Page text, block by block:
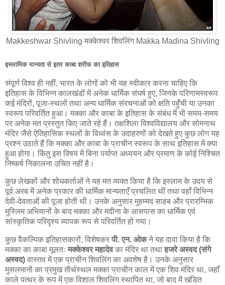
Makkeshwar Shivling मक्केश्वर शिवलिंग Makka Madina Shivling
इस्लामिक मान्यता से इतर काबा शरीफ का इतिहास
संपूर्ण विश्व ही नहीं, भारत के लोगों को भी यह स्वीकार करना चाहिए कि
इतिहास के विभिन्न कालखंडों में अनेक धार्मिक संघर्ष हुए, जिनके परिणामस्वरूप
कई मंदिरों, पूजा-स्थलों तथा अन्य धार्मिक संरचनाओं को क्षति पहुँची या उनका
स्वरूप परिवर्तित हुआ। मक्का और काबा के इतिहास के संबंध में भी समय-समय
पर अनेक मत प्रस्तुत किए जाते रहे हैं। तक्षशिला विश्वविद्यालय और सोमनाथ
मंदिर जैसे ऐतिहासिक स्थलों के विध्वंस के उदाहरणों को देखते हुए कुछ लोग यह
प्रश्न उठाते हैं कि मक्का और काबा के प्राचीन स्वरूप के साथ इतिहास में क्या
हुआ होगा। किंतु इस विषय में बिना पर्याप्त अध्ययन और प्रमाण के कोई निश्चित
निष्कर्ष निकालना उचित नहीं है।
कुछ लेखकों और शोधकर्ताओं ने यह मत व्यक्त किया है कि इस्लाम के उदय से
पूर्व अरब में अनेक प्रकार की धार्मिक मान्यताएँ प्रचलित थीं तथा वहाँ विभिन्न
देवी-देवताओं की पूजा होती थी। उनके अनुसार मुहम्मद साहब और प्रारम्भिक
मुस्लिम अभियानों के बाद मक्का और मदीना के आसपास का धार्मिक एवं
सांस्कृतिक परिदृश्य व्यापक रूप से परिवर्तित हो गया।
कुछ वैकल्पिक इतिहासकारों, विशेषकरपी. एन. ओकने यह दावा किया है कि
मक्का का काबा मूलतःमक्केश्वर महादेवका मंदिर था तथाहजरे अस्वद (संगे
अस्वद) वास्तव में एक प्राचीन शिवलिंग का अवशेष है। उनके अनुसार
मुसलमानों का प्रमुख तीर्थस्थल मक्का प्राचीन काल में एक शिव मंदिर था, जहाँ
काले पत्थर के रूप में एक विशाल शिवलिंग स्थापित था, जो बाद में खंडित